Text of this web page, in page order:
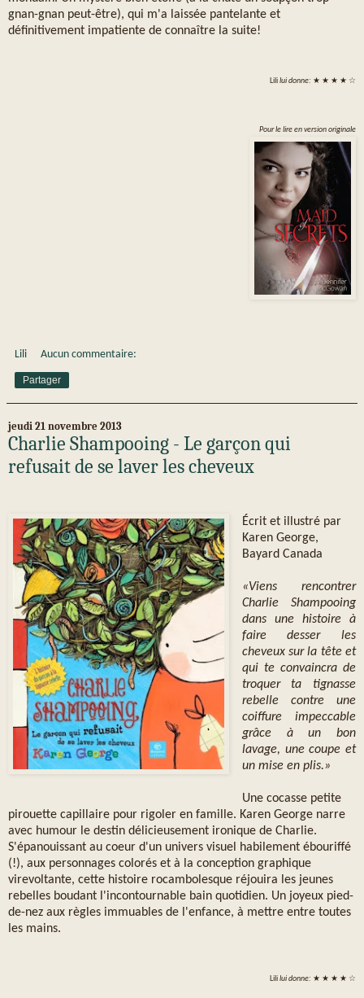
gnan-gnan peut-être), qui m'a laissée pantelante et
définitivement impatiente de connaître la suite!
Lililui donne: ★ ★ ★ ★ ☆
Pour le lire en version originale
Lili Aucun commentaire:
Partager
jeudi 21 novembre 2013
Charlie Shampooing - Le garçon qui
refusait de se laver les cheveux
Écrit et illustré par
Karen George,
Bayard Canada
«Viens rencontrer
Charlie Shampooing
dans une histoire à
faire desser les
cheveux sur la tête et
qui te convaincra de
troquer ta tignasse
rebelle contre une
coiffure impeccable
grâce à un bon
lavage, une coupe et
un mise en plis.»
Une cocasse petite
pirouette capillaire pour rigoler en famille. Karen George narre
avec humour le destin délicieusement ironique de Charlie.
S'épanouissant au coeur d'un univers visuel habilement ébouriffé
(!), aux personnages colorés et à la conception graphique
virevoltante, cette histoire rocambolesque réjouira les jeunes
rebelles boudant l'incontournable bain quotidien. Un joyeux pied-
de-nez aux règles immuables de l'enfance, à mettre entre toutes
les mains.
Lililui donne: ★ ★ ★ ★ ☆